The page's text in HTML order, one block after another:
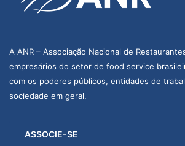
A ANR – Associação Nacional de
empresários do setor de food service
com os poderes públicos, entidades de
sociedade em geral.
ASSOCIE-SE